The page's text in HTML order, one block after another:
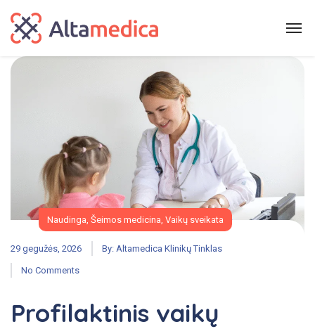
Naudinga Šeimos medicina Vaikų sveikata
29 gegužės, 2026 By: Altamedica Klinikų Tinklas
No Comments
Profilaktinis vaikų